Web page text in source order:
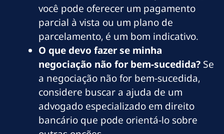
você pode oferecer um pagamento
parcial à vista ou um plano de
parcelamento, é um bom indicativo.
O que devo fazer se minha
negociação não for bem-sucedida? Se
a negociação não for bem-sucedida,
considere buscar a ajuda de um
advogado especializado em direito
bancário que pode orientá-lo sobre